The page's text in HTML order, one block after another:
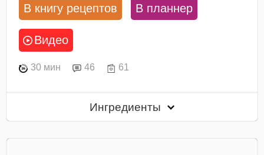
В книгу рецептов В планнер
Видео
30 мин 46 61
Ингредиенты